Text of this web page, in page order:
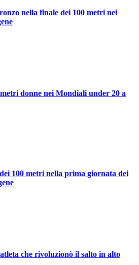
nella finale dei 100 metri nei
donne nei Mondiali under 20 a
100 metri nella prima giornata dei
che rivoluzionò il salto in alto